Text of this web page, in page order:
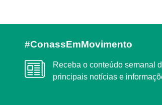
#ConassEmMovimento
Receba o conteúdo semanal
principais notícias e